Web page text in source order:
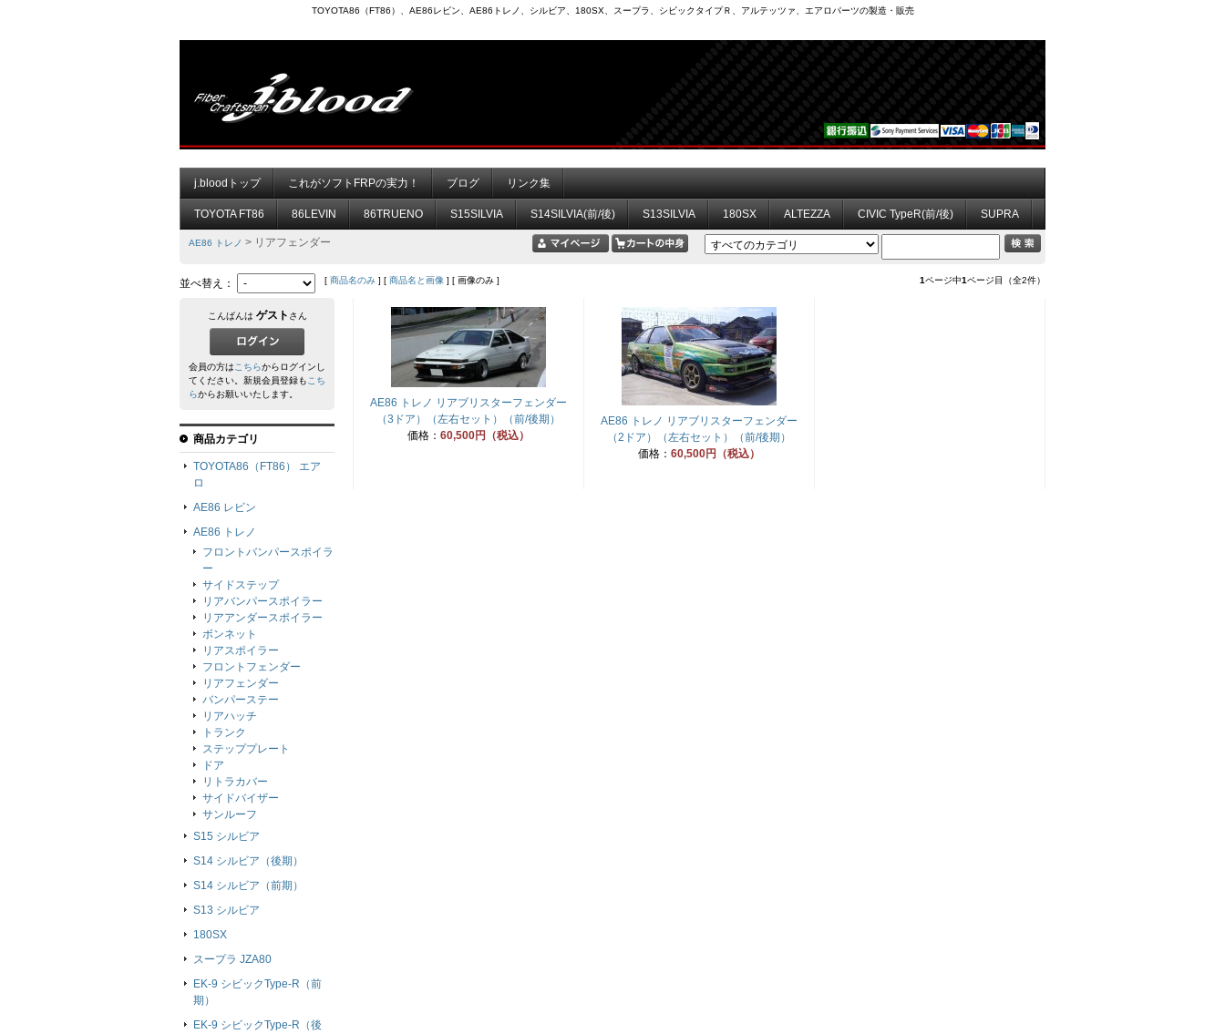
TOYOTA86（FT86）、AE86レビン、AE86トレノ、シルビア、180SX、スープラ、シビックタイプＲ、アルテッツァ、エアロパーツの製造・販売
j.bloodトップ これがソフトFRPの実力！ ブログ リンク集
TOYOTA FT86 86LEVIN 86TRUENO S15SILVIA S14SILVIA(前/後) S13SILVIA 180SX ALTEZZA CIVIC TypeR(前/後) SUPRA
AE86 トレノ > リアフェンダー
並べ替え： [ 商品名のみ ] [ 商品名と画像 ] [ 画像のみ ] 1ページ中1ページ目（全2件）
AE86 トレノ リアブリスターフェンダー
（3ドア）（左右セット）（前/後期）
価格： 60,500円（税込）
AE86 トレノ リアブリスターフェンダー
（2ドア）（左右セット）（前/後期）
価格： 60,500円（税込）
こんばんは ゲスト さん
会員の方はこちらからログインし
てください。新規会員登録もこち
らからお願いいたします。
商品カテゴリ
TOYOTA86（FT86） エア
ロ
AE86 レビン
AE86 トレノ
フロントバンパースポイラ
ー
サイドステップ
リアバンパースポイラー
リアアンダースポイラー
ボンネット
リアスポイラー
フロントフェンダー
リアフェンダー
バンパーステー
リアハッチ
トランク
ステッププレート
ドア
リトラカバー
サイドバイザー
サンルーフ
S15 シルビア
S14 シルビア（後期）
S14 シルビア（前期）
S13 シルビア
180SX
スープラ JZA80
EK-9 シビックType-R（前
期）
EK-9 シビックType-R（後